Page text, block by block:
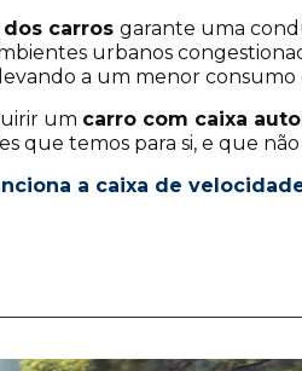
carros garante uma
urbanos
a um menor
um carro com caixa
que temos para si, e que
a caixa de